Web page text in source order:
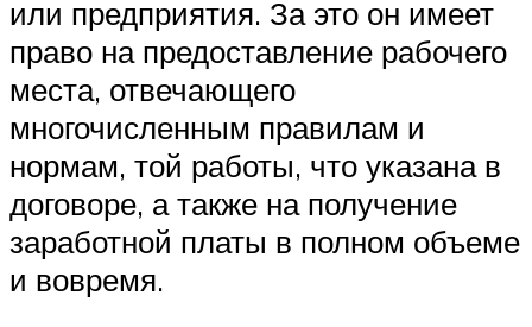
или предприятия. За это он имеет
право на предоставление рабочего
места, отвечающего
многочисленным правилам и
нормам, той работы, что указана в
договоре, а также на получение
заработной платы в полном объеме
и вовремя.